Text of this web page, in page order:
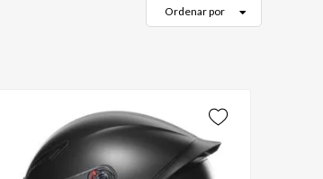
Ordenar por